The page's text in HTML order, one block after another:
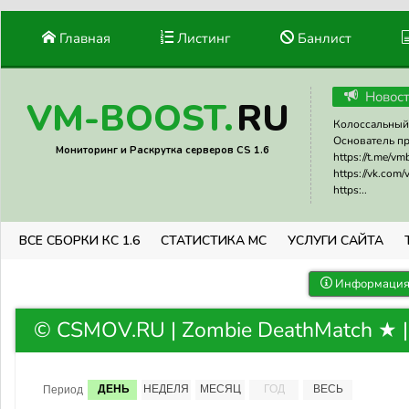
Главная Листинг Банлист
VM-BOOST.RU
Мониторинг и Раскрутка серверов CS 1.6
Основатель
https://t.me/
https://vk.com/
https:..
ВСЕ СБОРКИ КС 1.6 СТАТИСТИКА МС УСЛУГИ САЙТА
© CSMOV.RU | Zombie DeathMatch ★ |
Период ДЕНЬ НЕДЕЛЯ МЕСЯЦ ГОД ВЕСЬ